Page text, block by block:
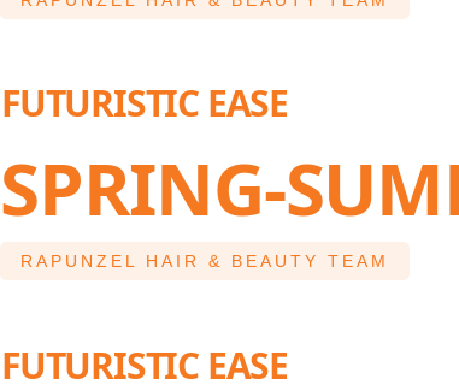
FUTURISTIC EASE
SPRING-
RAPUNZEL HAIR & BEAUTY TEAM
FUTURISTIC EASE